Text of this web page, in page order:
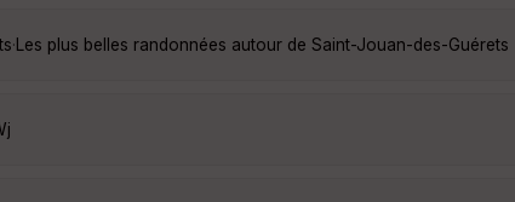
· Les plus belles randonnées autour de Saint-Jouan-des-Guérets